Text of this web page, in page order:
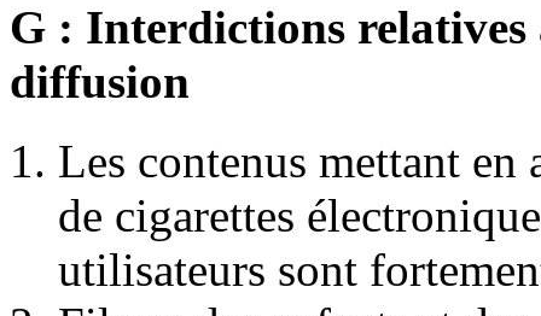
G : Interdictions relatives
diffusion
Les contenus mettant en
de cigarettes
utilisateurs sont